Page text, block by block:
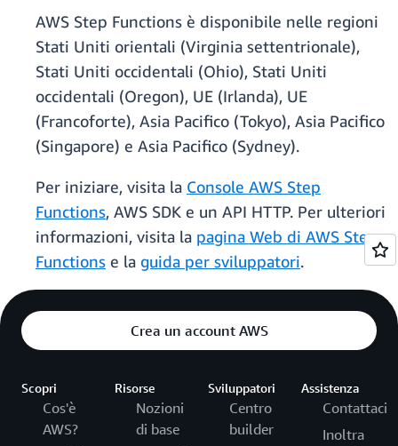
AWS Step Functions è disponibile nelle regioni
Stati Uniti orientali (Virginia settentrionale),
Stati Uniti occidentali (Ohio), Stati Uniti
occidentali (Oregon), UE (Irlanda), UE
(Francoforte), Asia Pacifico (Tokyo), Asia Pacifico
(Singapore) e Asia Pacifico (Sydney).
Per iniziare, visita la Console AWS Step
Functions, AWS SDK e un API HTTP. Per ulteriori
informazioni, visita la pagina Web di AWS Step
Functions e la guida per sviluppatori.
Crea un account AWS
Scopri
Cos'è
AWS?
Risorse
Nozioni
di base
Sviluppatori
Centro
builder
Assistenza
Contattaci
Inoltra